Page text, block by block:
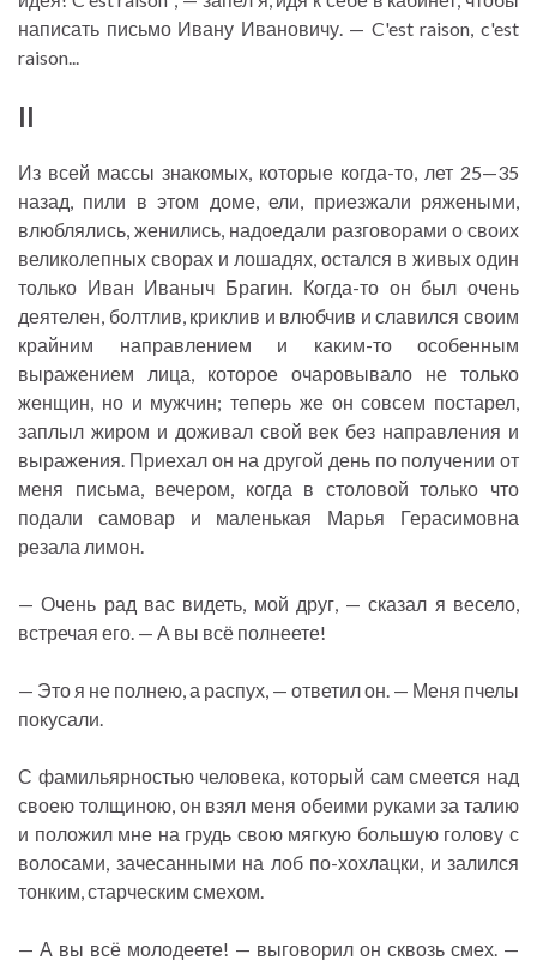
написать письмо Ивану Ивановичу. — C'est raison, c'est
raison...
II
Из всей массы знакомых, которые когда-то, лет 25—35
назад, пили в этом доме, ели, приезжали ряжеными,
влюблялись, женились, надоедали разговорами о своих
великолепных сворах и лошадях, остался в живых один
только Иван Иваныч Брагин. Когда-то он был очень
деятелен, болтлив, криклив и влюбчив и славился своим
крайним направлением и каким-то особенным
выражением лица, которое очаровывало не только
женщин, но и мужчин; теперь же он совсем постарел,
заплыл жиром и доживал свой век без направления и
выражения. Приехал он на другой день по получении от
меня письма, вечером, когда в столовой только что
подали самовар и маленькая Марья Герасимовна
резала лимон.
— Очень рад вас видеть, мой друг, — сказал я весело,
встречая его. — А вы всё полнеете!
— Это я не полнею, а распух, — ответил он. — Меня пчелы
покусали.
С фамильярностью человека, который сам смеется над
своею толщиною, он взял меня обеими руками за талию
и положил мне на грудь свою мягкую большую голову с
волосами, зачесанными на лоб по-хохлацки, и залился
тонким, старческим смехом.
— А вы всё молодеете! — выговорил он сквозь смех. —